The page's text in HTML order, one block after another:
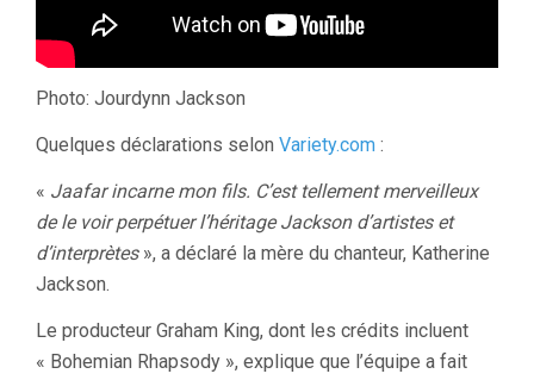
Photo: Jourdynn Jackson
Quelques déclarations selon Variety.com :
« Jaafar incarne mon fils. C’est tellement merveilleux
de le voir perpétuer l’héritage Jackson d’artistes et
d’interprètes», a déclaré la mère du chanteur, Katherine
Jackson.
Le producteur Graham King, dont les crédits incluent
« Bohemian Rhapsody », explique que l’équipe a fait